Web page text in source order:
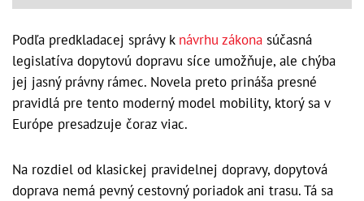
Podľa predkladacej správy k návrhu zákona súčasná
legislatíva dopytovú dopravu síce umožňuje, ale chýba
jej jasný právny rámec. Novela preto prináša presné
pravidlá pre tento moderný model mobility, ktorý sa v
Európe presadzuje čoraz viac.
Na rozdiel od klasickej pravidelnej dopravy, dopytová
doprava nemá pevný cestovný poriadok ani trasu. Tá sa